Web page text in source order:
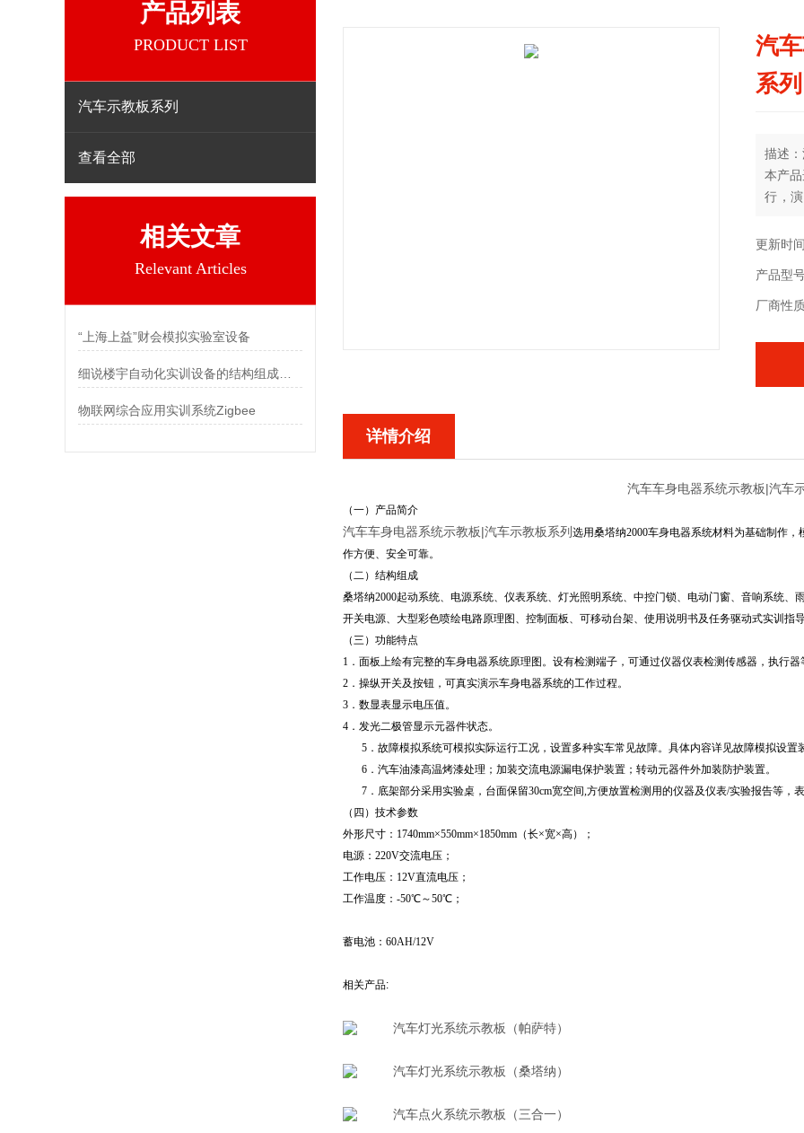
产品列表
PRODUCT LIST
汽车示教板系列
查看全部
相关文章
Relevant Articles
“上海上益”财会模拟实验室设备
细说楼宇自动化实训设备的结构组成及系统特点
物联网综合应用实训系统Zigbee
汽
系列
描述
本产
行，
更新时
产品型
厂商性
详情介绍
汽车车身电器系统示教板|汽车
（一）产品简介
汽车车身电器系统示教板|汽车示教板系列 选用桑塔纳2000车身电器系统材料为基础制作
作方便、安全可靠。
（二）结构组成
桑塔纳2000起动系统、电源系统、仪表系统、灯光照明系统、中控门锁、电动门窗、音响系统
开关电源、大型彩色喷绘电路原理图、控制面板、 可移动台架、使用说明书及任务驱动式实训指
（三）功能特点
1．面板上绘有完整的车身电器系统原理图。设有检测端子，可通过仪器仪表检测传感器，执行
2．操纵开关及按钮，可真实演示车身电器系统的工作过程。
3．数显表显示电压值。
4．发光二极管显示元器件状态。
5．故障模拟系统可模拟实际运行工况，设置多种实车常见故障。具体内容详见故障模拟设置
6．汽车油漆高温烤漆处理；加装交流电源漏电保护装置；转动元器件外加装防护装置。
7．底架部分采用实验桌，台面保留30cm宽空间,方便放置检测用的仪器及仪表/实验报告等，
（四）技术参数
外形尺寸：1740mm×550mm×1850mm（长×宽×高）；
电源：220V交流电压；
工作电压：12V直流电压；
工作温度：-50℃～50℃；
蓄电池：60AH/12V
相关产品:
汽车灯光系统示教板（帕萨特）
汽车灯光系统示教板（桑塔纳）
汽车点火系统示教板（三合一）